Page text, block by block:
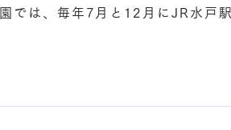
では、毎年7月と12月にJR水戸